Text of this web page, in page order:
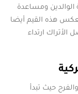
الوالدين ومساعدة
هذه القيم أيضا
ارتداء
حيث تبدأ